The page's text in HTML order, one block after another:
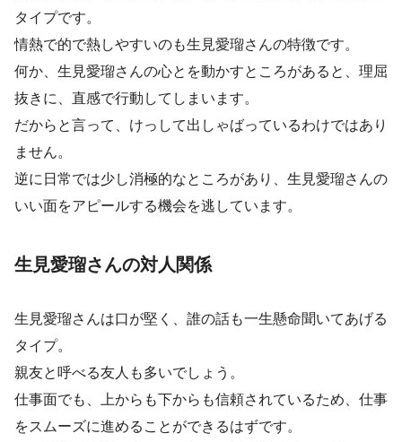
タイプです。
情熱で的で熱しやすいのも生見愛瑠さんの特徴です。
何か、生見愛瑠さんの心とを動かすところがあると、理屈
抜きに、直感で行動してしまいます。
だからと言って、けっして出しゃばっているわけではあり
ません。
逆に日常では少し消極的なところがあり、生見愛瑠さんの
いい面をアピールする機会を逃しています。
生見愛瑠さんの対人関係
生見愛瑠さんは口が堅く、誰の話も一生懸命聞いてあげる
タイプ。
親友と呼べる友人も多いでしょう。
仕事面でも、上からも下からも信頼されているため、仕事
をスムーズに進めることができるはずです。